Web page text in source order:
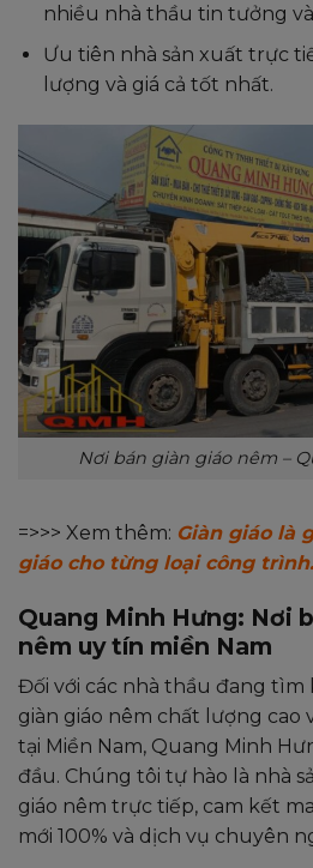
nhiều nhà thầu tin tưởng
Ưu tiên nhà sản xuất trực
lượng và giá cả tốt nhất.
Nơi bán giàn giáo nêm –
=>>> Xem thêm: Giàn giáo là
giáo cho từng loại công trình.
Quang Minh Hưng: Nơi
nêm uy tín miền Nam
Đối với các nhà thầu đang tìm
giàn giáo nêm chất lượng cao
tại Miền Nam, Quang Minh
đầu. Chúng tôi tự hào là nhà
giáo nêm trực tiếp, cam kết
mới 100% và dịch vụ chuyên